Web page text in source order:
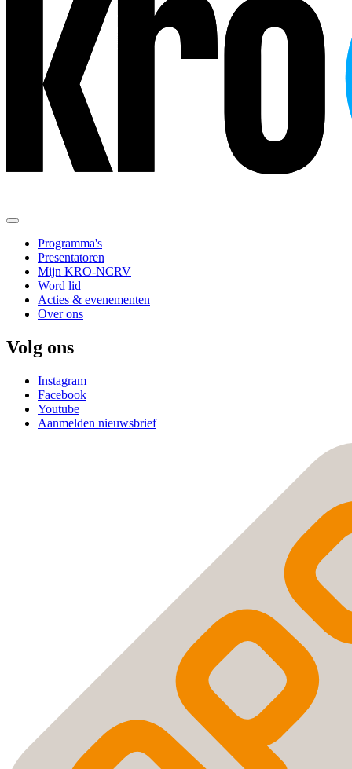
Programma's
Presentatoren
Mijn KRO-NCRV
Word lid
Acties & evenementen
Over ons
Volg ons
Instagram
Facebook
Youtube
Aanmelden nieuwsbrief